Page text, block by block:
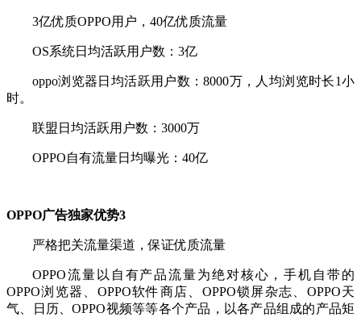
3亿优质OPPO用户，40亿优质流量
OS系统日均活跃用户数：3亿
oppo浏览器日均活跃用户数：8000万，人均浏览时长1小
时。
联盟日均活跃用户数：3000万
OPPO自有流量日均曝光：40亿
OPPO广告独家优势3
严格把关流量渠道，保证优质流量
OPPO流量以自有产品流量为绝对核心，手机自带的
OPPO浏览器、OPPO软件商店、OPPO锁屏杂志、OPPO天
气、日历、OPPO视频等等各个产品，以各产品组成的产品矩